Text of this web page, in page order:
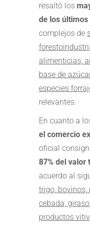
resaltó los
de los
complejos de
alimenticias,
base de
especies
relevantes.
En cuanto a
el comercio
oficial
87% del valor
acuerdo al
trigo, bovinos,
cebada,
productos